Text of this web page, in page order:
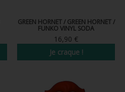
GREEN HORNET / GREEN HORNET /
FUNKO VINYL SODA
16,90 €
Je craque !